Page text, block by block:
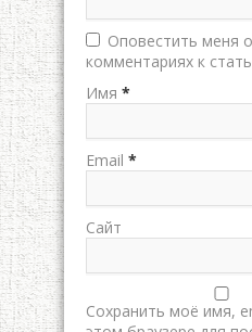
Оповестить меня
комментариях к
Имя *
Email *
Сайт
Сохранить моё имя,